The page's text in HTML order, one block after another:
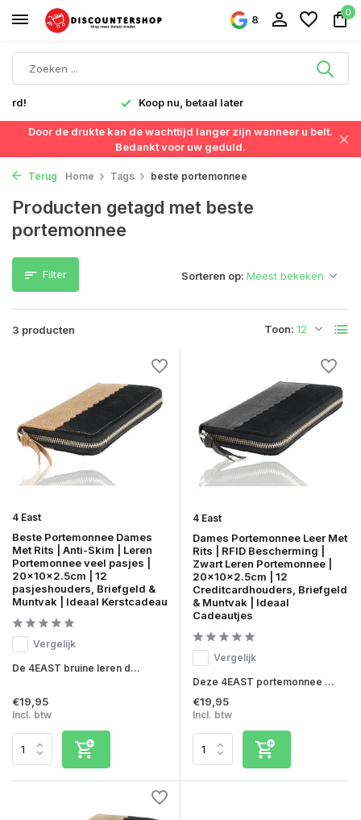
8
0
Koop nu, betaal later
Door de drukte kan de wachttijd langer zijn wanneer u belt.
Bedankt voor uw geduld.
Terug Home Tags beste portemonnee
Producten getagd met beste
portemonnee
Filter
3 producten Toon:
Sorteren op:
4 East
Beste Portemonnee Dames
Met Rits | Anti-Skim | Leren
Portemonnee veel pasjes |
20x10x2.5cm | 12
pasjeshouders, Briefgeld &
Muntvak | Ideaal Kerstcadeau
Vergelijk
De 4EAST bruine leren d...
€19,95
Incl. btw
4 East
Dames Portemonnee Leer Met
Rits | RFID Bescherming |
Zwart Leren Portemonnee |
20x10x2.5cm | 12
Creditcardhouders, Briefgeld
& Muntvak | Ideaal
Cadeautjes
Vergelijk
Deze 4EAST portemonnee ...
€19,95
Incl. btw